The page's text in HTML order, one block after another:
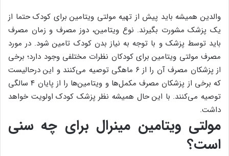
والدین همیشه باید پیش از تهیه مولتی ویتامین برای کودک حتما از
یک پزشک مشورت بگیرند. نوع ویتامین، دوز مصرف و زمان مصرف
باید توسط پزشک و با توجه به نیاز بدن کودک تامین شود. در مورد
مصرف مولتی ویتامین برای کودکان نظرات مختلفی وجود دارد؛ برخی
از پزشکان مصرف آن را از ۶ ماهگی توصیه می‌کنند و این درحالیست
که برخی از پزشکان مصرف مکمل‌ها و ویتامین‌ها را از پایان ۴ سالگی
توصیه می‌کنند. با این حال همیشه نظر پزشک کودک اولویت خواهد
داشت.
مولتی ویتامین مینرال برای چه سنی
است؟